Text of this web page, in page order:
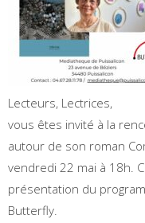
Lecteurs, Lectrices,
vous êtes invité à la
autour de son roman
vendredi 22 mai à 18h.
présentation du
Butterfly.